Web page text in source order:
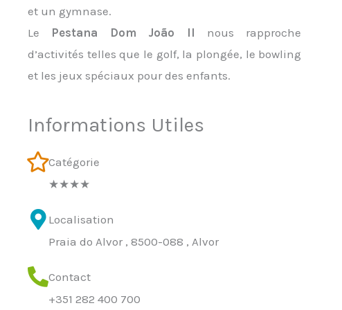
et un gymnase.
Le Pestana Dom João II nous rapproche
d’activités telles que le golf, la plongée, le bowling
et les jeux spéciaux pour des enfants.
Informations Utiles
Catégorie
★★★★
Localisation
Praia do Alvor , 8500-088 , Alvor
Contact
+351 282 400 700